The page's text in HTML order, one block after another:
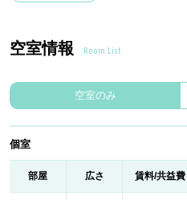
空室情報 Room List
空室のみ
個室
部屋 広さ 賃料/共益費